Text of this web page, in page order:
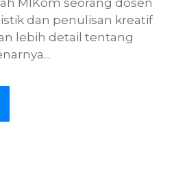
dan penulisan kreatif
lebih detail tentang